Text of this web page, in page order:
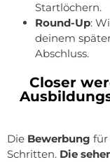
Startlöchern.
Round-Up:
deinem
Abschluss.
Closer
Die Bewerbung für
Schritten. Die